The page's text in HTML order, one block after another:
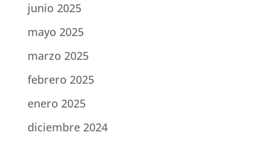
junio 2025
mayo 2025
marzo 2025
febrero 2025
enero 2025
diciembre 2024